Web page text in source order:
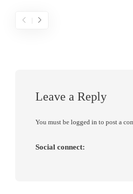
Leave a Reply
You must be logged in to post a
Social connect: